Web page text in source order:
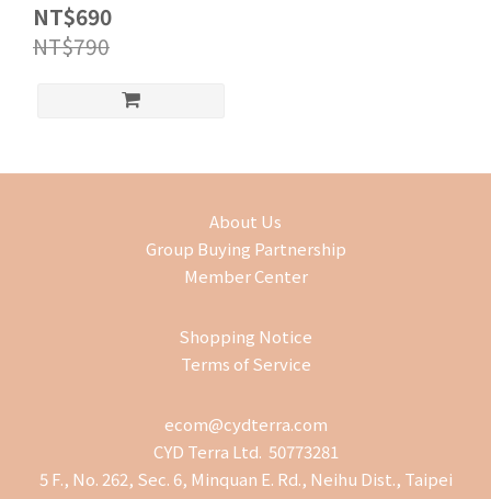
NT$690
NT$790
About Us
Group Buying Partnership
Member Center
Shopping Notice
Terms of Service
ecom@cydterra.com
CYD Terra Ltd. 50773281
5 F., No. 262, Sec. 6, Minquan E. Rd., Neihu Dist., Taipei